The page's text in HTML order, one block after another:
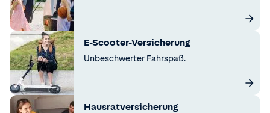
E-Scooter-Versicherung
Unbeschwerter Fahrspaß.
Hausratversicherung